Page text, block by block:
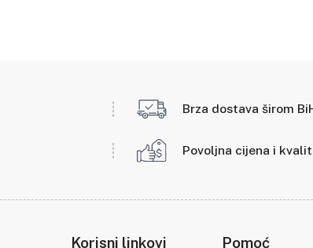
Brza dostava širom
Povoljna cijena i
Korisni linkovi Pomoć